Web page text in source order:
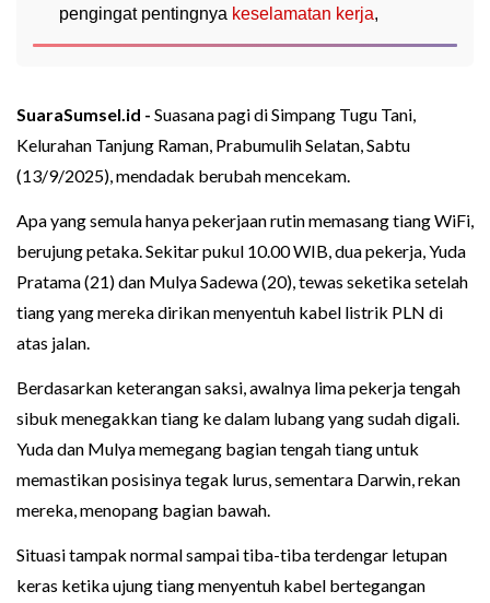
pengingat pentingnya keselamatan kerja,
SuaraSumsel.id - Suasana pagi di Simpang Tugu Tani,
Kelurahan Tanjung Raman, Prabumulih Selatan, Sabtu
(13/9/2025), mendadak berubah mencekam.
Apa yang semula hanya pekerjaan rutin memasang tiang WiFi,
berujung petaka. Sekitar pukul 10.00 WIB, dua pekerja, Yuda
Pratama (21) dan Mulya Sadewa (20), tewas seketika setelah
tiang yang mereka dirikan menyentuh kabel listrik PLN di
atas jalan.
Berdasarkan keterangan saksi, awalnya lima pekerja tengah
sibuk menegakkan tiang ke dalam lubang yang sudah digali.
Yuda dan Mulya memegang bagian tengah tiang untuk
memastikan posisinya tegak lurus, sementara Darwin, rekan
mereka, menopang bagian bawah.
Situasi tampak normal sampai tiba-tiba terdengar letupan
keras ketika ujung tiang menyentuh kabel bertegangan